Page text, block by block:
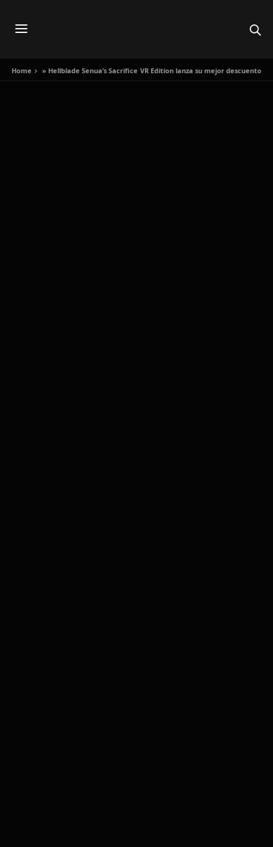
Home » Hellblade Senua’s Sacrifice VR Edition lanza su mejor descuento